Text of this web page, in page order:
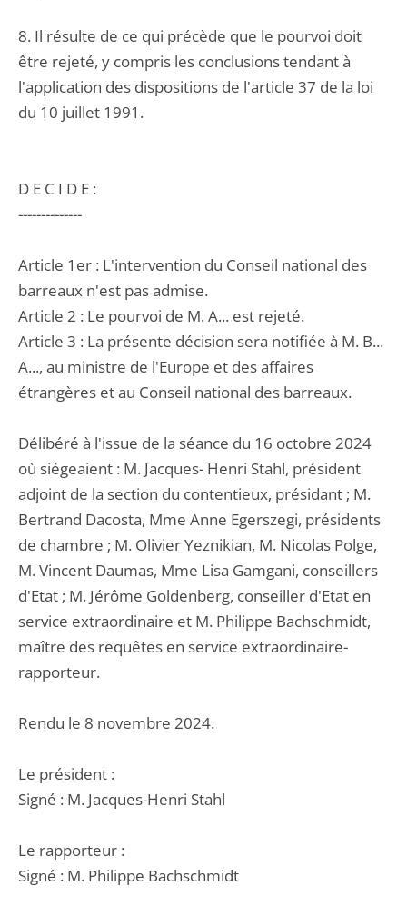
8. Il résulte de ce qui précède que le pourvoi doit
être rejeté, y compris les conclusions tendant à
l'application des dispositions de l'article 37 de la loi
du 10 juillet 1991.
D E C I D E :
--------------
Article 1er : L'intervention du Conseil national des
barreaux n'est pas admise.
Article 2 : Le pourvoi de M. A... est rejeté.
Article 3 : La présente décision sera notifiée à M. B...
A..., au ministre de l'Europe et des affaires
étrangères et au Conseil national des barreaux.
Délibéré à l'issue de la séance du 16 octobre 2024
où siégeaient : M. Jacques- Henri Stahl, président
adjoint de la section du contentieux, présidant ; M.
Bertrand Dacosta, Mme Anne Egerszegi, présidents
de chambre ; M. Olivier Yeznikian, M. Nicolas Polge,
M. Vincent Daumas, Mme Lisa Gamgani, conseillers
d'Etat ; M. Jérôme Goldenberg, conseiller d'Etat en
service extraordinaire et M. Philippe Bachschmidt,
maître des requêtes en service extraordinaire-
rapporteur.
Rendu le 8 novembre 2024.
Le président :
Signé : M. Jacques-Henri Stahl
Le rapporteur :
Signé : M. Philippe Bachschmidt